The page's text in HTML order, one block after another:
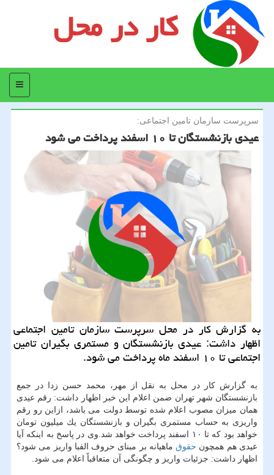
کار در محل
منو
سرپرست سازمان تامین اجتماعی:
عیدی بازنشستگان تا ۱۰ اسفند پرداخت می شود
به گزارش كار در محل سرپرست سازمان تامین اجتماعی
اظهار داشت: عیدی بازنشستگان و مستمری بگیران تامین
اجتماعی تا ۱۰ اسفند ماه پرداخت می شود.
به گزارش كار در محل به نقل از مهر، محمد حسن زدا در جمع
بازنشستگان شهر تهران ضمن اعلام این خبر اظهار داشت: رقم عیدی
همان میزان مصوب اعلام شده توسط دولت می باشد، ازاین رو رقم
واریزی به حساب مستمری بگیران و بازنشستگان یك میلیون تومان
خواهد بود كه تا ۱۰ اسفند پرداخت خواهد شد.وی در پاسخ به اینكه آیا
عیدی هم همچون حقوق ماهیانه بر مبنای حروف الفبا واریز می شود؟
اظهار داشت: جزئیات واریز و چگونگی آن متعاقباً اعلام می شود.